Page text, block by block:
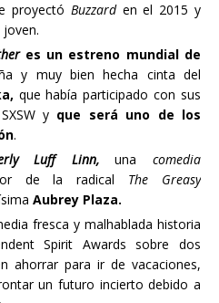
proyectó Buzzarden el 2015 y
es un estreno mundial de
y muy bien hecha cinta del
que había participado con sus
y que será uno de los
.
Luff Linn,unacomedia
de la radical The Greasy
Aubrey Plaza.
fresca y malhablada historia
Spirit Awards sobre dos
ahorrar para ir de vacaciones,
un futuro incierto debido a